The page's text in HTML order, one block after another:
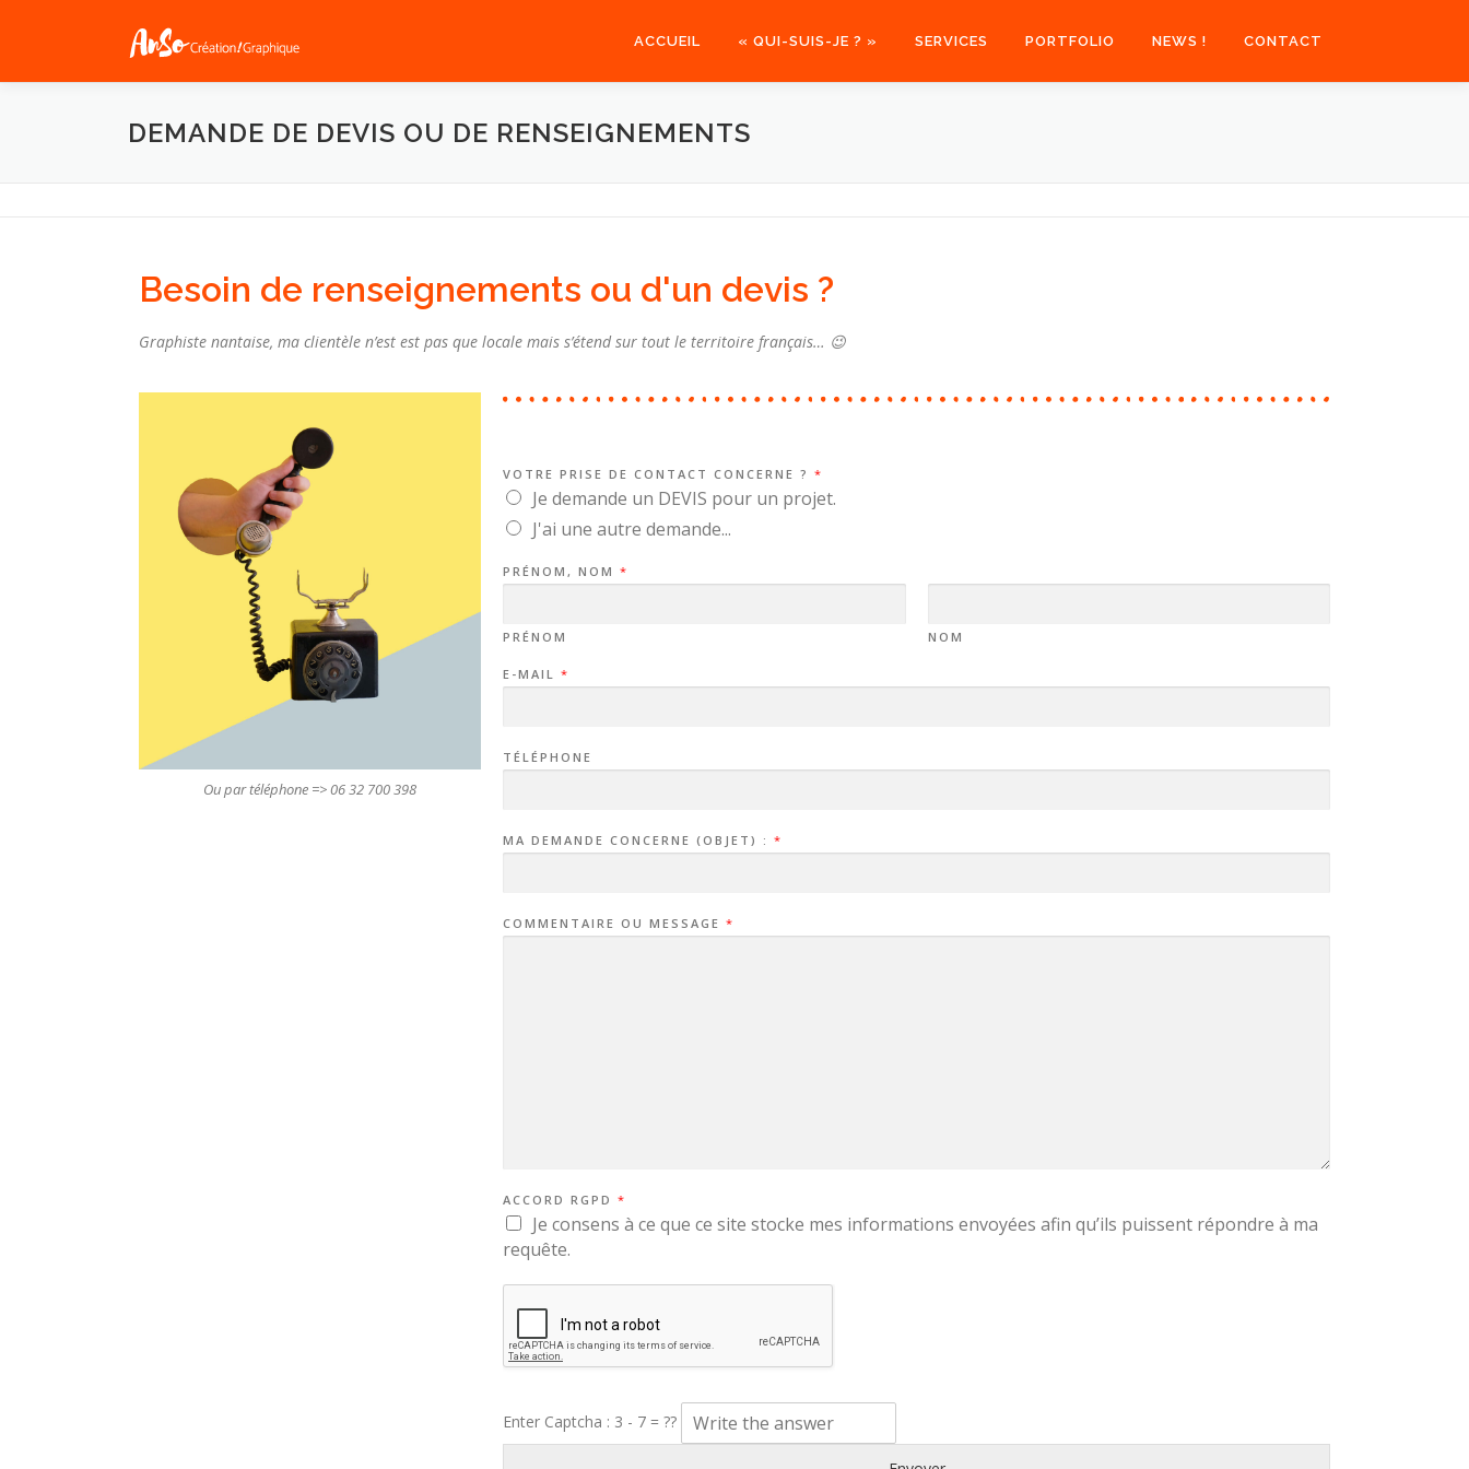
ACCUEIL « QUI-SUIS-JE ? » SERVICES PORTFOLIO NEWS ! CONTACT
DEMANDE DE DEVIS OU DE RENSEIGNEMENTS
Besoin de renseignements ou d'un devis ?
Graphiste nantaise, ma clientèle n’est est pas que locale mais s’étend sur tout le territoire français… 😉
Ou par téléphone => 06 32 700 398
VOTRE PRISE DE CONTACT CONCERNE ? *
Je demande un DEVIS pour un projet.
J'ai une autre demande...
PRÉNOM, NOM *
PRÉNOM NOM
E-MAIL *
TÉLÉPHONE
MA DEMANDE CONCERNE (OBJET) : *
COMMENTAIRE OU MESSAGE *
ACCORD RGPD *
Je consens à ce que ce site stocke mes informations envoyées afin qu’ils puissent répondre à ma
requête.
Enter Captcha : 3 - 7 = ??